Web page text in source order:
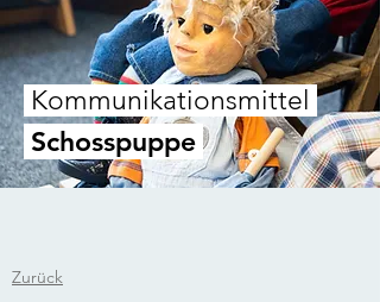
Kommunikationsmittel
Schosspuppe
Zurück